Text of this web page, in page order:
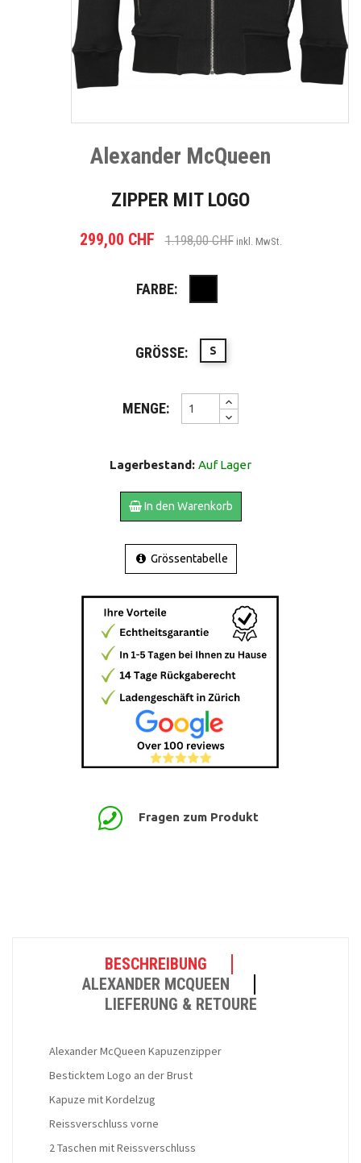
Alexander McQueen
ZIPPER MIT LOGO
299,00 CHF 1.198,00 CHF inkl. MwSt.
FARBE:
GRÖSSE: S
MENGE:
Lagerbestand: Auf Lager
In den Warenkorb
Grössentabelle
Fragen zum Produkt
BESCHREIBUNG
ALEXANDER MCQUEEN
LIEFERUNG & RETOURE
Alexander McQueen Kapuzenzipper
Besticktem Logo an der Brust
Kapuze mit Kordelzug
Reissverschluss vorne
2 Taschen mit Reissverschluss